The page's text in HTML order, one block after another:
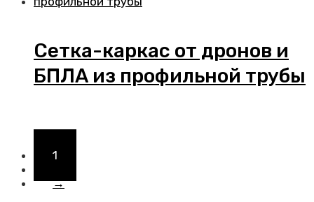
Сетка-каркас от дронов и
БПЛА из профильной трубы
1
→